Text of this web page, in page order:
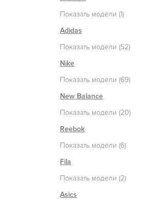
Показать модели (1)
Adidas
Показать модели (52)
Nike
Показать модели (69)
New Balance
Показать модели (20)
Reebok
Показать модели (6)
Fila
Показать модели (2)
Asics